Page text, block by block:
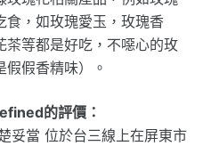
食，如玫瑰愛玉，玫瑰香
茶等都是好吃，不噁心的玫
假香精味）。
的評價：
妥當 位於台三線上在屏東市